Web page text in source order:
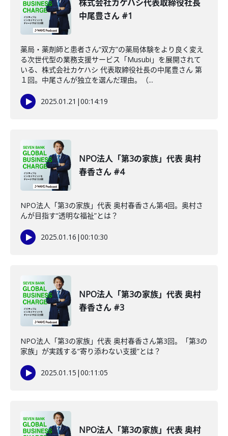
株式会社カケハシ代表取締役社長
中尾豊さん #1
薬局・薬剤師と患者さん“双方”の薬局体験をより良く変え
る次世代型の業務支援サービス「Musubi」を展開されて
いる、株式会社カケハシ 代表取締役社長の中尾豊さん 第
１回。中尾さんが独立を選んだ理由。（...
2025.01.21 |00:14:19
NPO法人「第3の家族」代表 奥村
春香さん #4
NPO法人「第3の家族」代表 奥村春香さん第4回。奥村さ
んが目指す“透明な福祉”とは？
2025.01.16 |00:10:30
NPO法人「第3の家族」代表 奥村
春香さん #3
NPO法人「第3の家族」代表 奥村春香さん第3回。「第3の
家族」が実践する“寄り添わない支援”とは？
2025.01.15 |00:11:05
NPO法人「第3の家族」代表 奥村